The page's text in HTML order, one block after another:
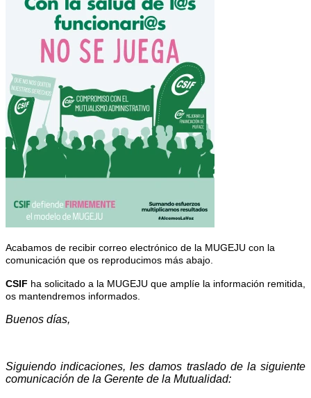
Acabamos de recibir correo electrónico de la MUGEJU con la
comunicación que os reproducimos más abajo.
CSIF ha solicitado a la MUGEJU que amplíe la información remitida,
os mantendremos informados.
Buenos días,
Siguiendo indicaciones, les damos traslado de la siguiente
comunicación de la Gerente de la Mutualidad: